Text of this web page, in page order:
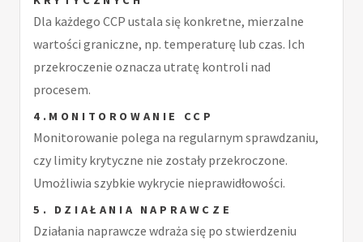
Dla każdego CCP ustala się konkretne, mierzalne
wartości graniczne, np. temperaturę lub czas. Ich
przekroczenie oznacza utratę kontroli nad
procesem.
4.MONITOROWANIE CCP
Monitorowanie polega na regularnym sprawdzaniu,
czy limity krytyczne nie zostały przekroczone.
Umożliwia szybkie wykrycie nieprawidłowości.
5. DZIAŁANIA NAPRAWCZE
Działania naprawcze wdraża się po stwierdzeniu